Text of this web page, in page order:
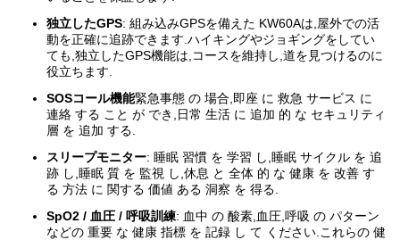
独立したGPS: 組み込みGPSを備えた KW60Aは,屋外での活
動を正確に追跡できます.ハイキングやジョギングをしてい
ても,独立したGPS機能は,コースを維持し,道を見つけるのに
役立ちます.
SOSコール機能緊急事態 の 場合,即座 に 救急 サービス に
連絡 する こと が でき,日常 生活 に 追加 的 な セキュリティ
層 を 追加 する.
スリープモニター: 睡眠 習慣 を 学習 し,睡眠 サイクル を 追
跡 し,睡眠 質 を 監視 し,休息 と 全体 的 な 健康 を 改善 す
る 方法 に 関する 価値 ある 洞察 を 得る.
SpO2 / 血圧 / 呼吸訓練: 血中 の 酸素,血圧,呼吸 の パターン
などの 重要 な 健康 指標 を 記録 し て ください.これらの 健